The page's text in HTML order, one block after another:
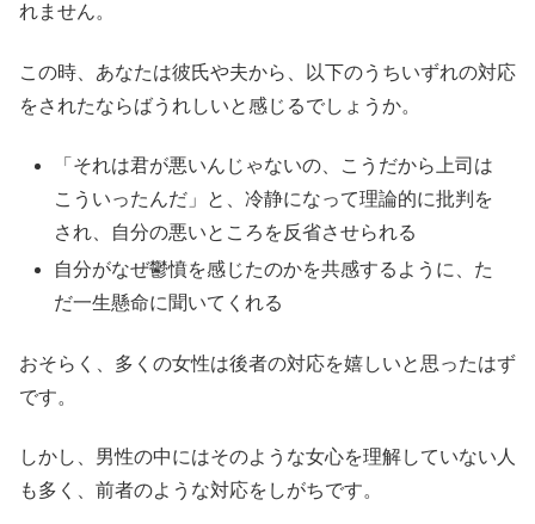
れません。
この時、あなたは彼氏や夫から、以下のうちいずれの対応
をされたならばうれしいと感じるでしょうか。
「それは君が悪いんじゃないの、こうだから上司は
こういったんだ」と、冷静になって理論的に批判を
され、自分の悪いところを反省させられる
自分がなぜ鬱憤を感じたのかを共感するように、た
だ一生懸命に聞いてくれる
おそらく、多くの女性は後者の対応を嬉しいと思ったはず
です。
しかし、男性の中にはそのような女心を理解していない人
も多く、前者のような対応をしがちです。